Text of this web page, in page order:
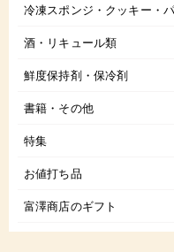
冷凍スポンジ・クッキー・
酒・リキュール類
鮮度保持剤・保冷剤
書籍・その他
特集
お値打ち品
富澤商店のギフト